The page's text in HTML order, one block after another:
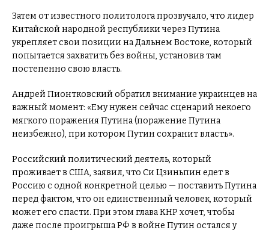
Затем от известного политолога прозвучало, что лидер
Китайской народной республики через Путина
укрепляет свои позиции на Дальнем Востоке, который
попытается захватить без войны, установив там
постепенно свою власть.
Андрей Пионтковский обратил внимание украинцев на
важный момент: «Ему нужен сейчас сценарий некоего
мягкого поражения Путина (поражение Путина
неизбежно), при котором Путин сохранит власть».
Российский политический деятель, который
проживает в США, заявил, что Си Цзиньпин едет в
Россию с одной конкретной целью — поставить Путина
перед фактом, что он единственный человек, который
может его спасти. При этом глава КНР хочет, чтобы
даже после проигрыша РФ в войне Путин остался у